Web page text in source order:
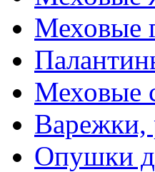
Меховые
Меховые
Варежки,
Опушки